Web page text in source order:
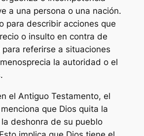
a una persona o una nación.
para describir acciones que
o insulto en contra de
para referirse a situaciones
la autoridad o el
el Antiguo Testamento, el
que Dios quita la
deshonra de su pueblo